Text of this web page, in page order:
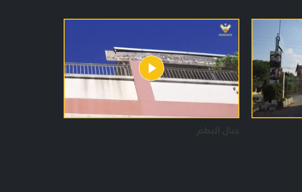
جبال البطم